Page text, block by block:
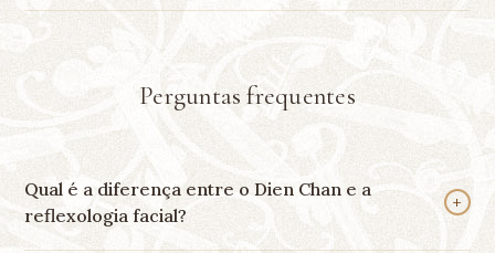
Perguntas frequentes
Qual é a diferença entre o Dien Chan e a
reflexologia facial?
+